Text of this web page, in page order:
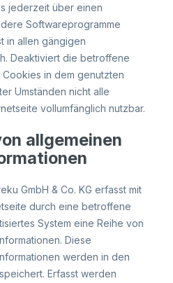
jederzeit über einen
Softwareprogramme
in allen gängigen
Deaktiviert die betroffene
in dem genutzten
Umständen nicht alle
vollumfänglich nutzbar.
allgemeinen
GmbH & Co. KG erfasst mit
durch eine betroffene
System eine Reihe von
Diese
werden in den
Erfasst werden